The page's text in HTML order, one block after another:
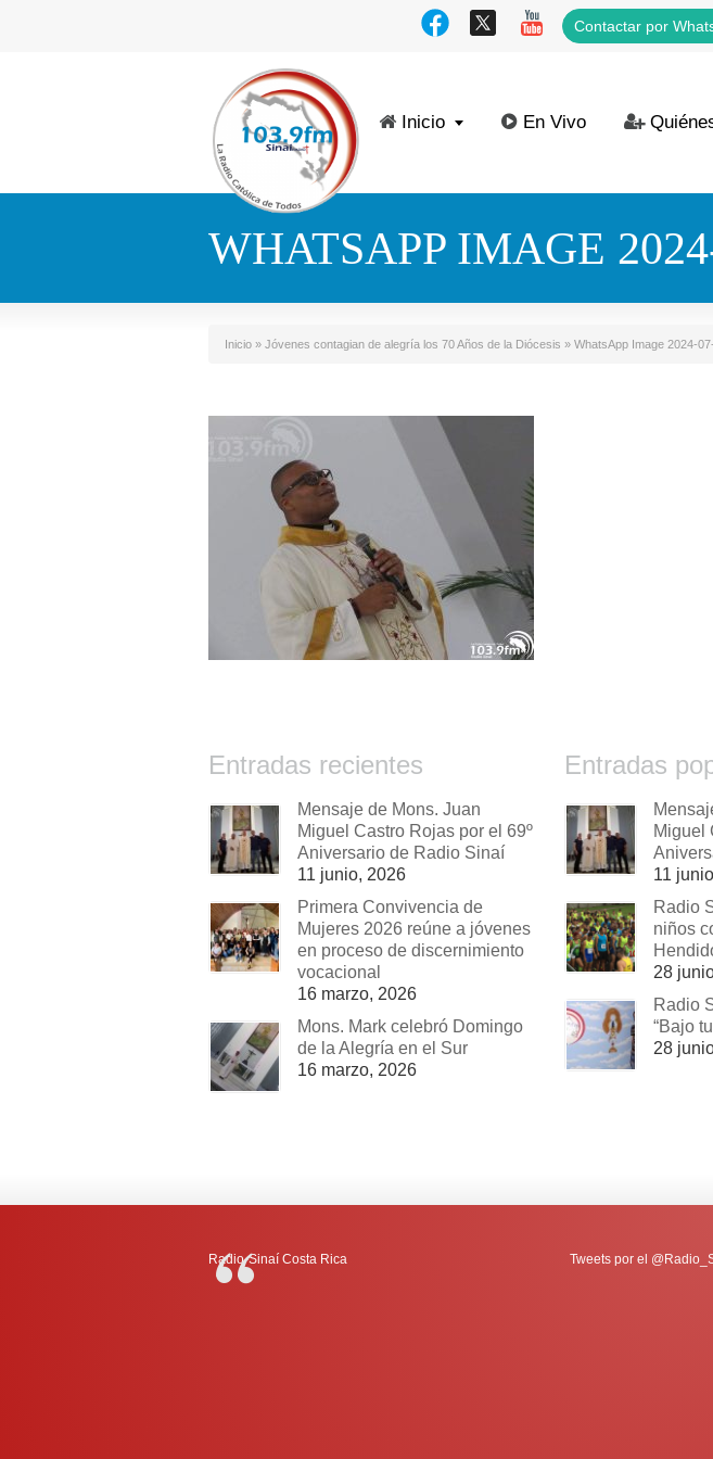
Contactar por
Inicio En Vivo
WHATSAPP IMAGE
Inicio » Jóvenes contagian de alegría los 70 Años de la Diócesis » WhatsApp Image 2024-
Entradas recientes
Mensaje de Mons. Juan
Miguel Castro Rojas por el 69º
Aniversario de Radio Sinaí
11 junio, 2026
Primera Convivencia de
Mujeres 2026 reúne a jóvenes
en proceso de discernimiento
vocacional
16 marzo, 2026
Mons. Mark celebró Domingo
de la Alegría en el Sur
16 marzo, 2026
Entradas
Miguel
11
Radio
niños
28
Radio
“Bajo
28
Radio-Sinaí Costa Rica Tweets por el